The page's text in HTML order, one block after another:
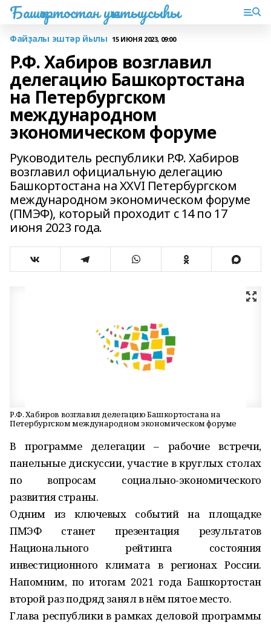
Башҡортостан уҡытыусыһы
Файҙалы эштәр йылы 15 ИЮНЯ 2023, 09:00
Р.Ф. Хабиров возглавил
делегацию Башкортостана
на Петербургском
международном
экономическом форуме
Руководитель республики Р.Ф. Хабиров
возглавил официальную делегацию
Башкортостана на XXVI Петербургском
международном экономическом форуме
(ПМЭФ), который проходит с 14 по 17
июня 2023 года.
Р.Ф. Хабиров возглавил делегацию Башкортостана на
Петербургском международном экономическом форуме
В программе делегации – рабочие встречи,
панельные дискуссии, участие в круглых столах
по вопросам социально-экономического
развития страны.
Одним из ключевых событий на площадке
ПМЭФ станет презентация результатов
Национального рейтинга состояния
инвестиционного климата в регионах России.
Напомним, по итогам 2021 года Башкортостан
второй раз подряд занял в нём пятое место.
Глава республики в рамках деловой программы